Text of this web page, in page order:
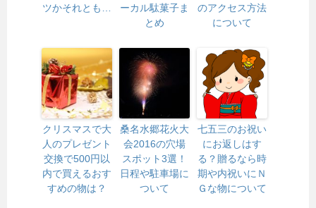
ツかそれとも…
ーカル駄菓子ま
とめ
のアクセス方法
について
クリスマスで大
人のプレゼント
交換で500円以
内で買えるおす
すめの物は？
桑名水郷花火大
会2016の穴場
スポット3選！
日程や駐車場に
ついて
七五三のお祝い
にお返しはす
る？贈るなら時
期や内祝いにＮ
Ｇな物について